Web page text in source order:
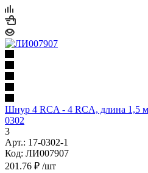
Шнур 4 RCA - 4 RCA, длина 1,5
0302
3
Арт.: 17-0302-1
Код: ЛИ007907
201.76 ₽ /шт